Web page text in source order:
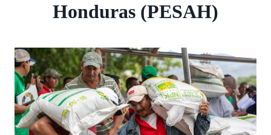
Honduras (PESAH)